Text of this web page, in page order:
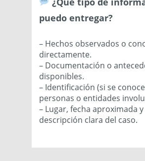
puedo entregar?
– Hechos observados o
directamente.
– Documentación o
disponibles.
– Identificación (si se
personas o entidades
– Lugar, fecha aproximada y
descripción clara del caso.